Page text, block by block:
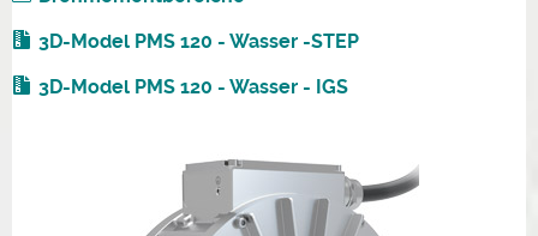
3D-Model PMS 120 - Wasser -STEP
3D-Model PMS 120 - Wasser - IGS